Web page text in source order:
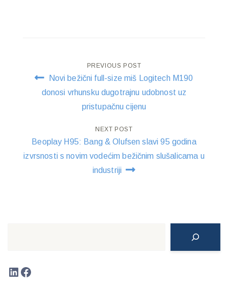
Post
navigation
PREVIOUS POST
Novi bežični full-size miš Logitech M190
donosi vrhunsku dugotrajnu udobnost uz
pristupačnu cijenu
NEXT POST
Beoplay H95: Bang & Olufsen slavi 95 godina
izvrsnosti s novim vodećim bežičnim slušalicama u
industriji
LinkedIn
Facebook